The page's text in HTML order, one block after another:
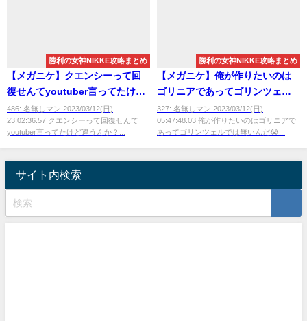
勝利の女神NIKKE攻略まとめ
【メガニケ】クエンシーって回
復せんてyoutuber言ってたけど
違うんか？
486: 名無しマン 2023/03/12(日)
23:02:36.57 クエンシーって回復せんて
youtuber言ってたけど違うんか？...
勝利の女神NIKKE攻略まとめ
【メガニケ】俺が作りたいのは
ゴリニアであってゴリンツェル
では無いんだ
327: 名無しマン 2023/03/12(日)
05:47:48.03 俺が作りたいのはゴリニアで
あってゴリンツェルでは無いんだ😭...
サイト内検索